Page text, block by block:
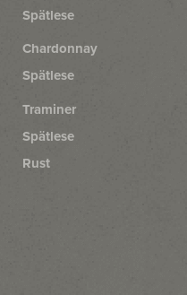
Spätlese
Chardonnay
Spätlese
Traminer
Spätlese
Rust